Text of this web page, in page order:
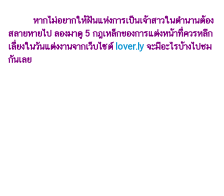
สุขภาพ
ท่อง
เที่ยว
หากไม่อยากให้ฝันแห่งการเป็นเจ้าสาวในตำนานต้อง
สลายหายไป ลองมาดู 5 กฎเหล็กของการแต่งหน้าที่ควรหลีก
เลี่ยงในวันแต่งงานจากเว็บไซต์lover.ly จะมีอะไรบ้างไปชม
กันเลย